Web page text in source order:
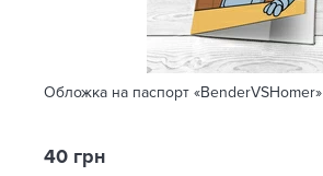
Обложка на паспорт «BenderVSHomer»
40 грн